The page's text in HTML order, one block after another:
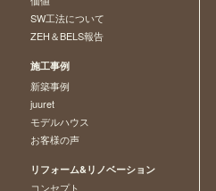
SW工法について
ZEH＆BELS報告
施工事例
新築事例
juuret
モデルハウス
お客様の声
リフォーム&リノベーション
コンセプト